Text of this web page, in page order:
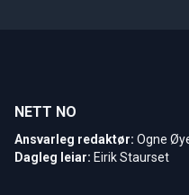
NETT NO
Ansvarleg redaktør: Ogne
Dagleg leiar: Eirik Staurset